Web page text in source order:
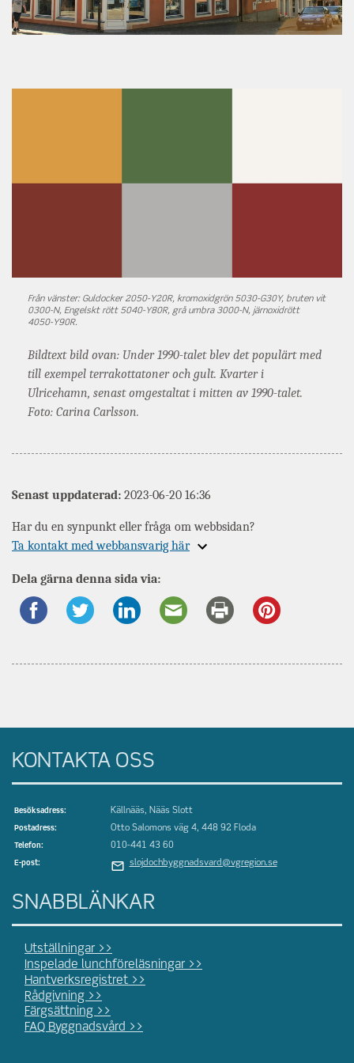
Från vänster: Guldocker 2050-Y20R, kromoxidgrön 5030-G30Y, bruten vit
0300-N, Engelskt rött 5040-Y80R, grå umbra 3000-N, järnoxidrött
4050-Y90R.
Bildtext bild ovan: Under 1990-talet blev det populärt med
till exempel terrakottatoner och gult. Kvarter i
Ulricehamn, senast omgestaltat i mitten av 1990-talet.
Foto: Carina Carlsson.
Senast uppdaterad: 2023-06-20 16:36
Har du en synpunkt eller fråga om webbsidan?
Expandera
om
Ta kontakt med webbansvarig här
Dela gärna denna sida via:
KONTAKTA OSS
Besöksadress: Källnääs, Nääs Slott
Postadress: Otto Salomons väg 4, 448 92 Floda
Telefon: 010-441 43 60
E-post: slojdochbyggnadsvard@vgregion.se
SNABBLÄNKAR
Utställningar >>
Inspelade lunchföreläsningar >>
Hantverksregistret >>
Rådgivning >>
Färgsättning >>
FAQ Byggnadsvård >>